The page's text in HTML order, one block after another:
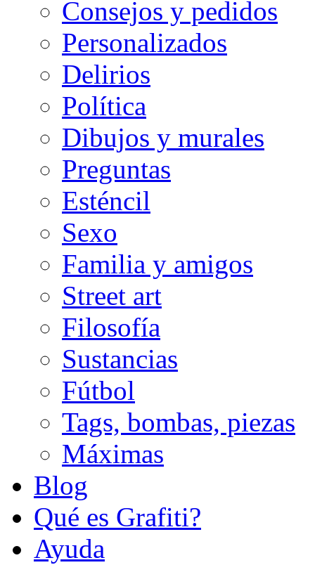
Consejos y pedidos
Personalizados
Delirios
Política
Dibujos y murales
Preguntas
Esténcil
Sexo
Familia y amigos
Street art
Filosofía
Sustancias
Fútbol
Tags, bombas, piezas
Máximas
Blog
Qué es Grafiti?
Ayuda